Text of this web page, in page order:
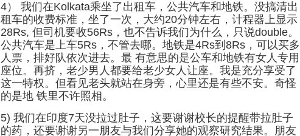
4） 我们在Kolkata乘坐了出租车，公共汽车和地铁。没搞清出
租车的收费标准，坐了一次，大约20分钟左右，计程器上显示
28Rs, 但司机要收56Rs，也不告诉我们为什么，只说double。
公共汽车是上车5Rs，不管去哪。地铁是4Rs到8Rs，可以买多
人票，排好队依次进去。最 有意思的是公车和地铁有女人专用
座位。再挤，老少男人都要给老少女人让座。我是充分享受了
这一特权。但看见老头就站在身旁，心里还是有些不安。奇怪
的是地 铁里不许照相。
5) 我们在印度7天没拉过肚子，这要谢谢校长的提醒带拉肚子
的药，还要谢谢另一朋友与我们分享她的观察研究结果。朋友